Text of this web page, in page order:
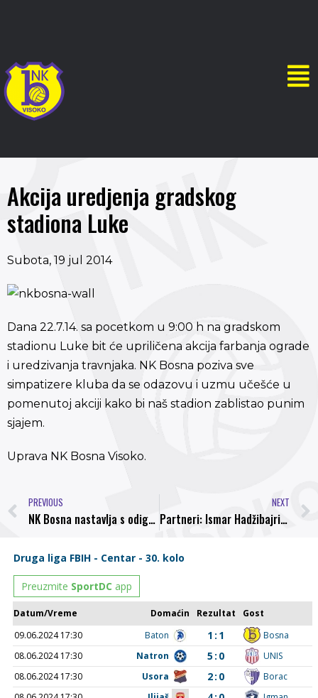
Akcija uredjenja gradskog
stadiona Luke
Subota, 19 jul 2014
Dana 22.7.14. sa pocetkom u 9:00 h na gradskom
stadionu Luke bit će upriličena akcija farbanja ograde
i uredzivanja travnjaka. NK Bosna poziva sve
simpatizere kluba da se odazovu i uzmu učešće u
pomenutoj akciji kako bi naš stadion zablistao punim
sjajem.
Uprava NK Bosna Visoko.
PREVIOUS
NK Bosna nastavlja s odigravanjem pripremnih utakmica, novi protivnik FK Slavija
NEXT
Partneri: Ismar Hadžibajrić o zdravstvenom stanju ekipe pred revanš s norvežanima